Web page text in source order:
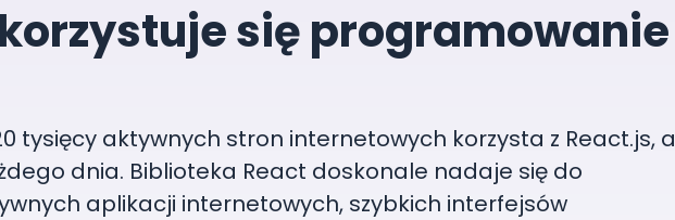
się programowanie
tysięcy aktywnych stron internetowych korzysta z React.js, a
dnia. Biblioteka React doskonale nadaje się do
aplikacji internetowych, szybkich interfejsów